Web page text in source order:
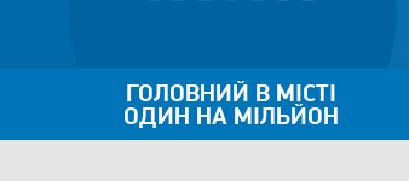
ГОЛОВНИЙ В МІСТІ
ОДИН НА МІЛЬЙОН